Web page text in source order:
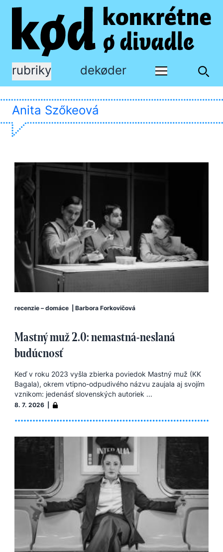
rubriky dekøder
Anita Szőkeová
recenzie – domáce Barbora Forkovičová
Mastný muž 2.0: nemastná-neslaná
budúcnosť
Keď v roku 2023 vyšla zbierka poviedok Mastný muž (KK
Bagala), okrem vtipno-odpudivého názvu zaujala aj svojím
vznikom: jedenásť slovenských autoriek ...
8. 7. 2026 |